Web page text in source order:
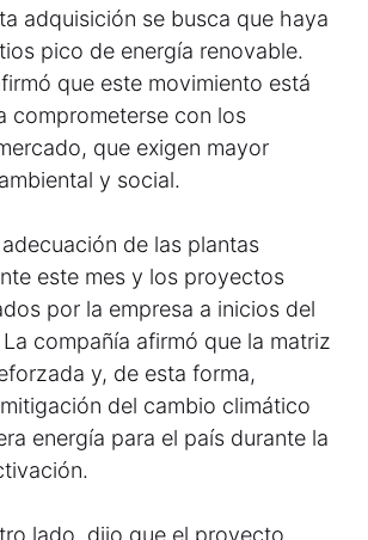
adquisición se busca que haya
pico de energía renovable.
que este movimiento está
comprometerse con los
que exigen mayor
y social.
de las plantas
este mes y los proyectos
por la empresa a inicios del
compañía afirmó que la matriz
y, de esta forma,
del cambio climático
energía para el país durante la
lado, dijo que el proyecto